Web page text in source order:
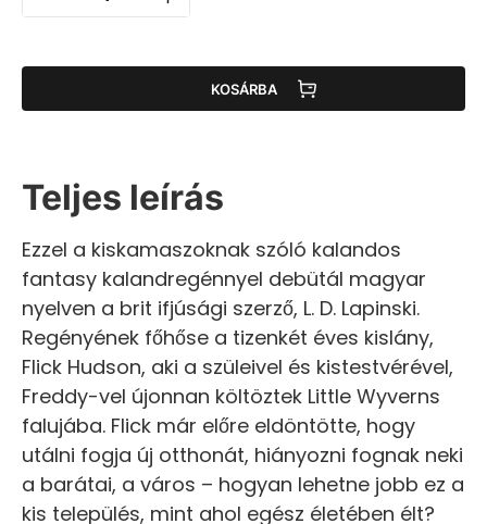
KOSÁRBA
Teljes leírás
Ezzel a kiskamaszoknak szóló kalandos
fantasy kalandregénnyel debütál magyar
nyelven a brit ifjúsági szerző, L. D. Lapinski.
Regényének főhőse a tizenkét éves kislány,
Flick Hudson, aki a szüleivel és kistestvérével,
Freddy-vel újonnan költöztek Little Wyverns
falujába. Flick már előre eldöntötte, hogy
utálni fogja új otthonát, hiányozni fognak neki
a barátai, a város – hogyan lehetne jobb ez a
kis település, mint ahol egész életében élt?